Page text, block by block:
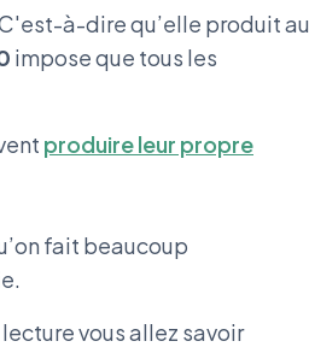
à-dire qu’elle produit au
impose que tous les
produire leur propre
fait beaucoup
vous allez savoir